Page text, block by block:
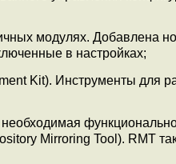
модулях. Добавлена
в настройках;
Kit). Инструменты для
Mirroring Tool). RMT